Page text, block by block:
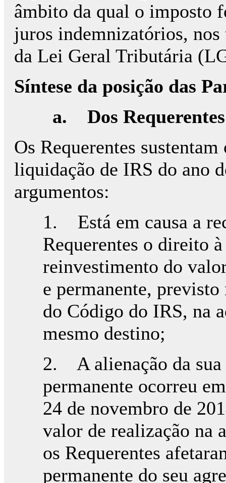
âmbito da qual o imposto
juros indemnizatórios, nos
da Lei Geral Tributária
Síntese da posição das
a. Dos
Os Requerentes
liquidação de IRS do ano
argumentos:
1. Está em causa a
Requerentes o direito
reinvestimento do
e permanente,
do Código do IRS, na
mesmo destino;
2. A alienação da sua
permanente ocorreu
24 de novembro de
valor de realização na
os Requerentes
permanente do seu